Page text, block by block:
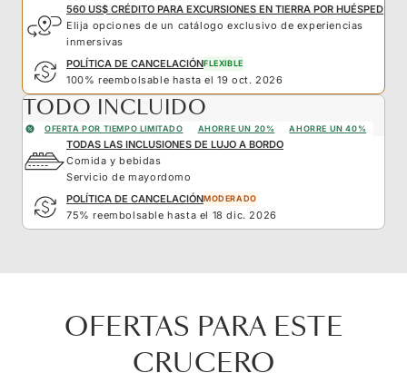
560 US$ CRÉDITO PARA EXCURSIONES EN TIERRA POR HUÉSPED
Elija opciones de un catálogo exclusivo de experiencias
inmersivas
POLÍTICA DE CANCELACIÓNFLEXIBLE
100% reembolsable hasta el 19 oct. 2026
TODO INCLUIDO
OFERTA POR TIEMPO LIMITADO AHORRE UN 20% AHORRE UN 40%
TODAS LAS INCLUSIONES DE LUJO A BORDO
Comida y bebidas
Servicio de mayordomo
POLÍTICA DE CANCELACIÓNMODERADO
75% reembolsable hasta el 18 dic. 2026
OFERTAS PARA ESTE
CRUCERO